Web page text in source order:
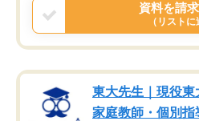
資料を請
（リストに
東大先生｜現役
家庭教師・個別指